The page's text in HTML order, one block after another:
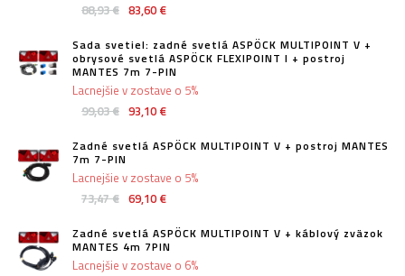
88,93 € 83,60 €
Sada svetiel: zadné svetlá ASPÖCK MULTIPOINT V +
obrysové svetlá ASPÖCK FLEXIPOINT I + postroj
MANTES 7m 7-PIN
99,03 € 93,10 €
Lacnejšie v zostave o 5%
Zadné svetlá ASPÖCK MULTIPOINT V + postroj MANTES
7m 7-PIN
73,47 € 69,10 €
Lacnejšie v zostave o 5%
Zadné svetlá ASPÖCK MULTIPOINT V + káblový zväzok
MANTES 4m 7PIN
Lacnejšie v zostave o 6%